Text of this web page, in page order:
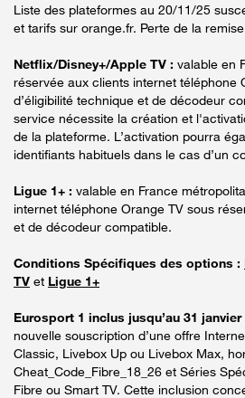
Liste des plateformes au 20/11/25
et tarifs sur orange.fr. Perte de la
Netflix/Disney+/Apple TV : valable en
réservée aux clients internet téléphone
d’éligibilité technique et de décodeur
service nécessite la création et
de la plateforme. L’activation pourra
identifiants habituels dans le cas d’un
Ligue 1+ : valable en France
internet téléphone Orange TV sous
et de décodeur compatible.
Conditions Spécifiques des options :
TV et Ligue 1+
Eurosport 1 inclus jusqu’au 31 janvier
nouvelle souscription d’une offre
Classic, Livebox Up ou Livebox Max,
Cheat_Code_Fibre_18_26 et Séries
Fibre ou Smart TV. Cette inclusion